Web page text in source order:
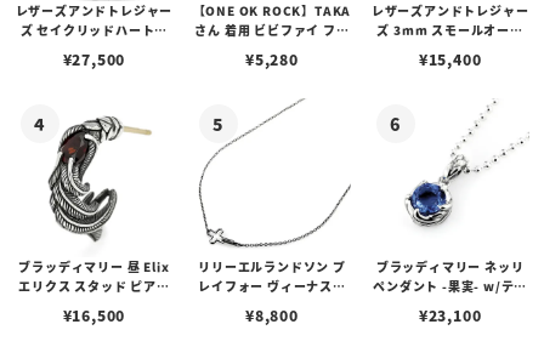
レザーズアンドトレジャー
ズ セイクリッドハートピ
¥27,500
【ONE OK ROCK】TAKA
さん 着用 ビビファイ フー
¥5,280
レザーズアンドトレジャー
ズ 3mm スモールオーバ
ブスタークラスプ＆LTロ
¥15,400
ブラッディマリー 昼 Elix
エリクス スタッド ピアス
¥16,500
リリーエルランドソン プ
レイフォー ヴィーナスチ
¥8,800
ブラッディマリー ネッリ
ペンダント -果実- w/ティ
¥23,100